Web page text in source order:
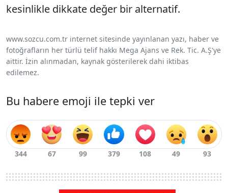
kesinlikle dikkate değer bir alternatif.
www.sozcu.com.tr internet sitesinde yayınlanan yazı, haber ve
fotoğrafların her türlü telif hakkı Mega Ajans ve Rek. Tic. A.Ş'ye
aittir. İzin alınmadan, kaynak gösterilerek dahi iktibas
edilemez.
Bu habere emoji ile tepki ver